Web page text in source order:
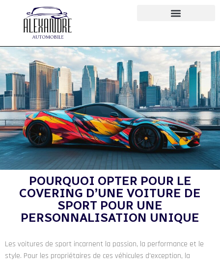
POURQUOI OPTER POUR LE
COVERING D’UNE VOITURE DE
SPORT POUR UNE
PERSONNALISATION UNIQUE
Les voitures de sport incarnent la passion, la performance et le
style. Pour les propriétaires de ces véhicules d'exception, la